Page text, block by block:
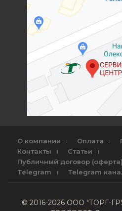
О компании Оплата
Контакты
Статьи
Публичный договор (оферта)
Telegram
Telegram
© 2016-2026 ООО "ТОРГ-